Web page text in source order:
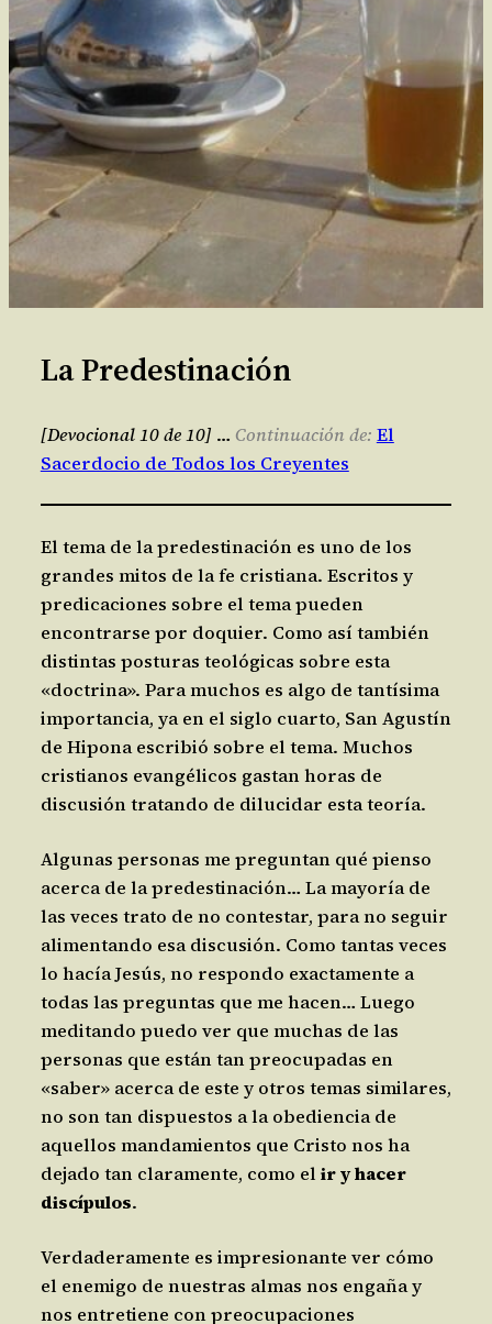
La Predestinación
[Devocional 10 de 10] … Continuación de: El
Sacerdocio de Todos los Creyentes
El tema de la predestinación es uno de los
grandes mitos de la fe cristiana. Escritos y
predicaciones sobre el tema pueden
encontrarse por doquier. Como así también
distintas posturas teológicas sobre esta
«doctrina». Para muchos es algo de tantísima
importancia, ya en el siglo cuarto, San Agustín
de Hipona escribió sobre el tema. Muchos
cristianos evangélicos gastan horas de
discusión tratando de dilucidar esta teoría.
Algunas personas me preguntan qué pienso
acerca de la predestinación… La mayoría de
las veces trato de no contestar, para no seguir
alimentando esa discusión. Como tantas veces
lo hacía Jesús, no respondo exactamente a
todas las preguntas que me hacen… Luego
meditando puedo ver que muchas de las
personas que están tan preocupadas en
«saber» acerca de este y otros temas similares,
no son tan dispuestos a la obediencia de
aquellos mandamientos que Cristo nos ha
dejado tan claramente, como el ir y hacer
discípulos.
Verdaderamente es impresionante ver cómo
el enemigo de nuestras almas nos engaña y
nos entretiene con preocupaciones